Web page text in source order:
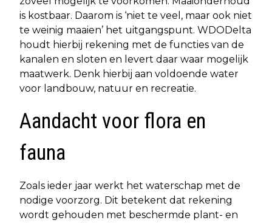
is kostbaar. Daarom is ‘niet te veel, maar ook niet
te weinig maaien’ het uitgangspunt. WDODelta
houdt hierbij rekening met de functies van de
kanalen en sloten en levert daar waar mogelijk
maatwerk. Denk hierbij aan voldoende water
voor landbouw, natuur en recreatie.
Aandacht voor flora en
fauna
Zoals ieder jaar werkt het waterschap met de
nodige voorzorg. Dit betekent dat rekening
wordt gehouden met beschermde plant- en